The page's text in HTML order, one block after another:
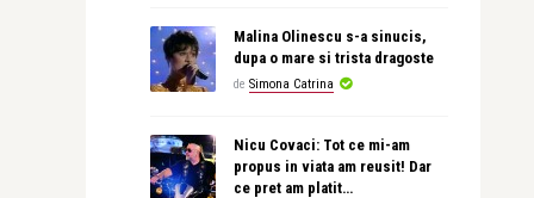
Malina Olinescu s-a sinucis,
dupa o mare si trista dragoste
de Simona Catrina
Nicu Covaci: Tot ce mi-am
propus in viata am reusit! Dar
ce pret am platit…